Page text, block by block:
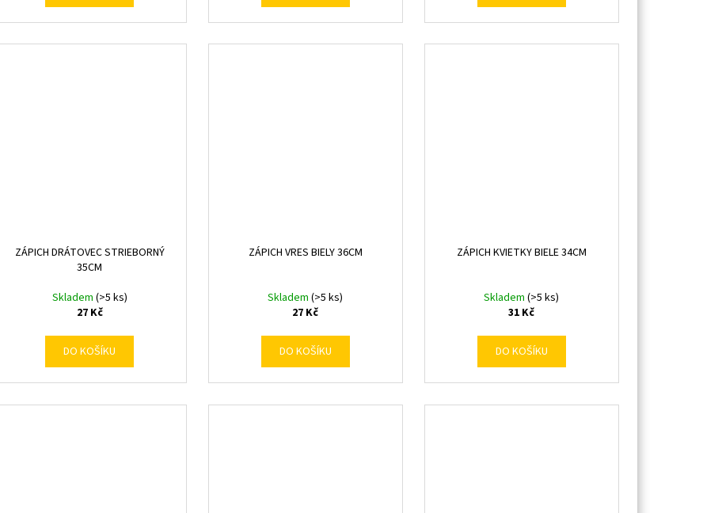
ZÁPICH DRÁTOVEC STRIEBORNÝ
35CM
Skladem (>5 ks)
27 Kč
DO KOŠÍKU
ZÁPICH VRES BIELY 36CM
Skladem(>5 ks)
27 Kč
DO KOŠÍKU
ZÁPICH KVIETKY BIELE 34CM
Skladem(>5 ks)
31 Kč
DO KOŠÍKU